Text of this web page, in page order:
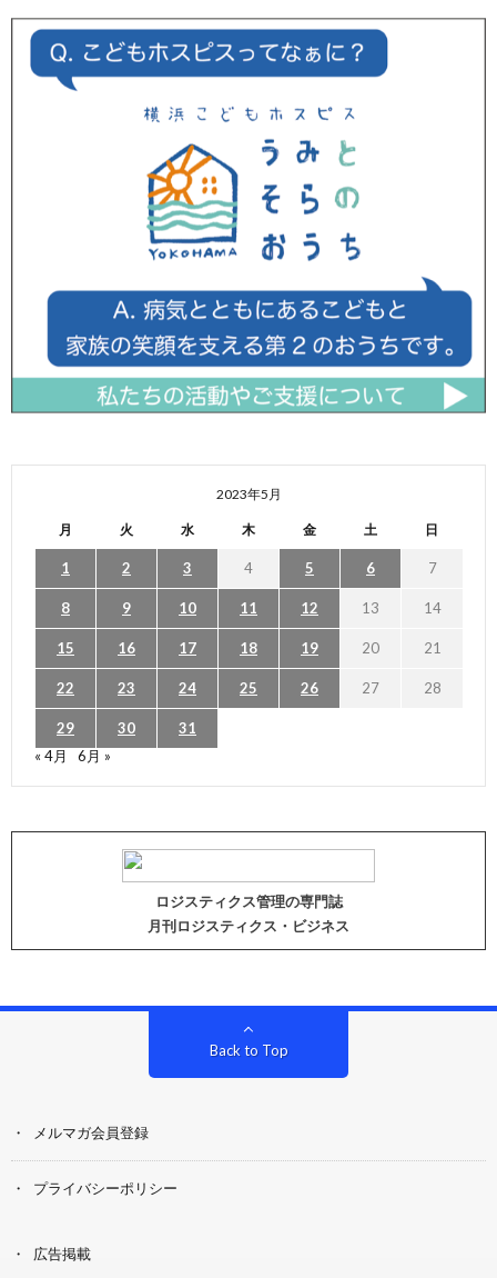
2023年5月
月 火 水 木 金 土 日
1 2 3 4 5 6 7
8 9 10 11 12 13 14
15 16 17 18 19 20 21
22 23 24 25 26 27 28
29 30
31
« 4月
6月 »
ロジスティクス管理の専門誌
月刊ロジスティクス・ビジネス
Back to Top
メルマガ会員登録
プライバシーポリシー
広告掲載